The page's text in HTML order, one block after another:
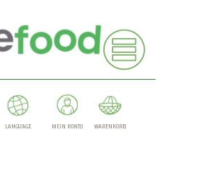
LANGUAGE MEIN KONTO WARENKORB